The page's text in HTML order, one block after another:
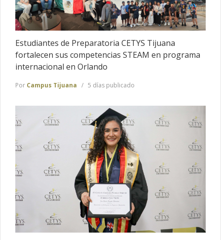
Estudiantes de Preparatoria CETYS Tijuana
fortalecen sus competencias STEAM en programa
internacional en Orlando
Por Campus Tijuana 5 días publicado